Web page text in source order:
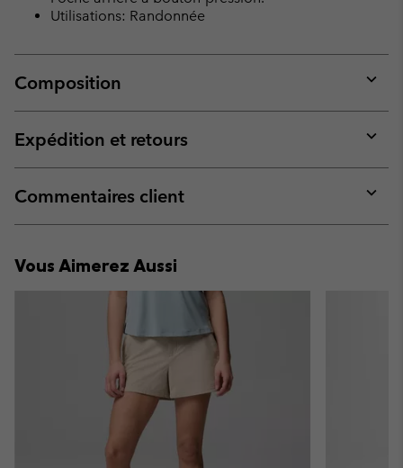
Utilisations: Randonnée
Composition
or
Expédition et retours
or
Commentaires client
or
Vous Aimerez Aussi